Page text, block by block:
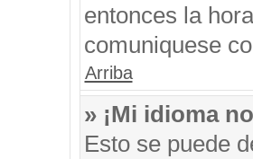
entonces la
comuniquese
Arriba
» ¡Mi idioma
Esto se puede